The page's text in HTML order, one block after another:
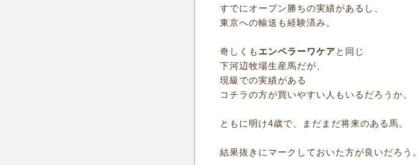
すでにオープン勝ちの実績があるし、
東京への輸送も経験済み。
奇しくも エンペラーワケアと同じ
下河辺牧場生産馬だが、
現級での実績がある
コチラの方が買いやすい人もいるだろうか。
ともに明け4歳で、まだまだ将来のある馬。
結果抜きにマークしておいた方が良いだろう。